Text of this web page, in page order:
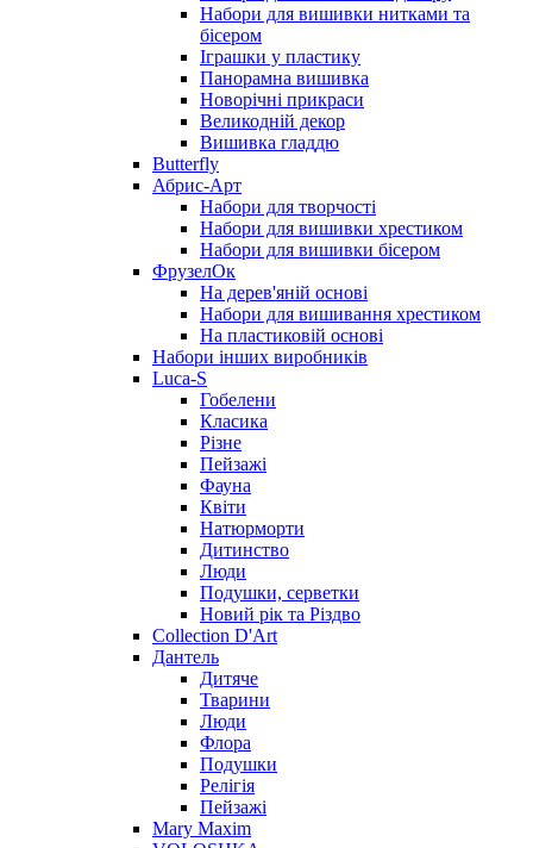
Набори для вишивки нитками та
бісером
Іграшки у пластику
Панорамна вишивка
Новорічні прикраси
Великодній декор
Вишивка гладдю
Butterfly
Абрис-Арт
Набори для творчості
Набори для вишивки хрестиком
Набори для вишивки бісером
ФрузелОк
На дерев'яній основі
Набори для вишивання хрестиком
На пластиковій основі
Набори інших виробників
Luca-S
Гобелени
Класика
Різне
Пейзажі
Фауна
Квіти
Натюрморти
Дитинство
Люди
Подушки, серветки
Новий рік та Різдво
Collection D'Art
Дантель
Дитяче
Тварини
Люди
Флора
Подушки
Релігія
Пейзажі
Mary Maxim